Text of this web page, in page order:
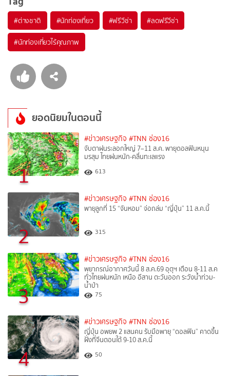
#ต่างชาติ #นักท่องเที่ยว #ฟรีวีซ่า #ลดฟรีวีซ่า
#นักท่องเที่ยวไร้คุณภาพ
ยอดนิยมในตอนนี้
1
#ข่าวเศรษฐกิจ #TNN ช่อง16
จับตาฝนระลอกใหญ่ 7–11 ส.ค. พายุดอลฟินหนุน
มรสุม ไทยฝนหนัก-คลื่นทะเลแรง
613
2
#ข่าวเศรษฐกิจ #TNN ช่อง16
พายุลูกที่ 15 “จันหอม” จ่อถล่ม “ญี่ปุ่น” 11 ส.ค.นี้
315
3
#ข่าวเศรษฐกิจ #TNN ช่อง16
พยากรณ์อากาศวันนี้ 8 ส.ค.69 อุตุฯ เตือน 8-11 ส.ค
ทั่วไทยฝนหนัก เหนือ อีสาน ตะวันออก ระวังน้ำท่วม-
น้ำป่า
75
4
#ข่าวเศรษฐกิจ #TNN ช่อง16
ญี่ปุ่น อพยพ 2 แสนคน รับมือพายุ “ดอลฟิน” คาดขึ้น
ฝั่งที่จีนตอนใต้ 9-10 ส.ค.นี้
50